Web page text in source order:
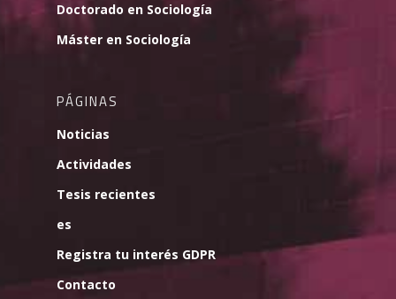
Doctorado en Sociología
Máster en Sociología
PÁGINAS
Noticias
Actividades
Tesis recientes
es
Registra tu interés GDPR
Contacto